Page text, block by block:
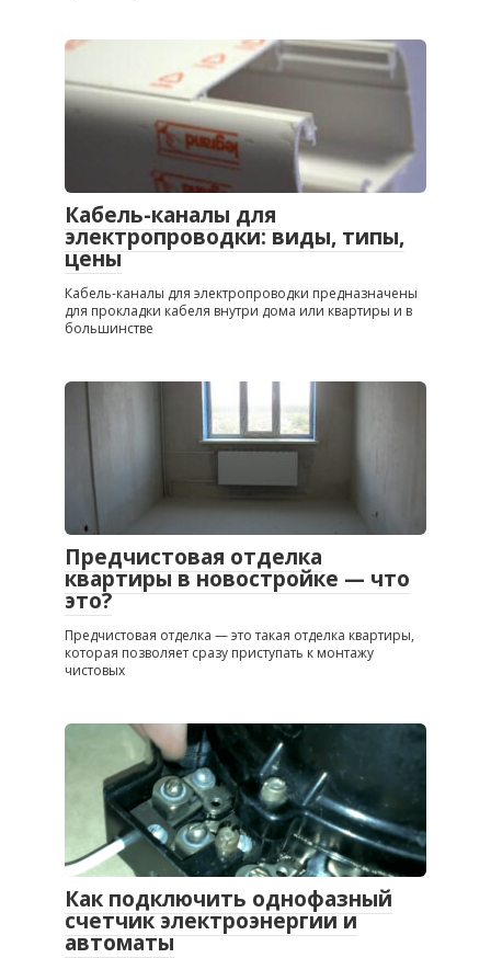
Кабель-каналы для
электропроводки: виды, типы,
цены
Кабель-каналы для электропроводки предназначены
для прокладки кабеля внутри дома или квартиры и в
большинстве
Предчистовая отделка
квартиры в новостройке — что
это?
Предчистовая отделка — это такая отделка квартиры,
которая позволяет сразу приступать к монтажу
чистовых
Как подключить однофазный
счетчик электроэнергии и
автоматы